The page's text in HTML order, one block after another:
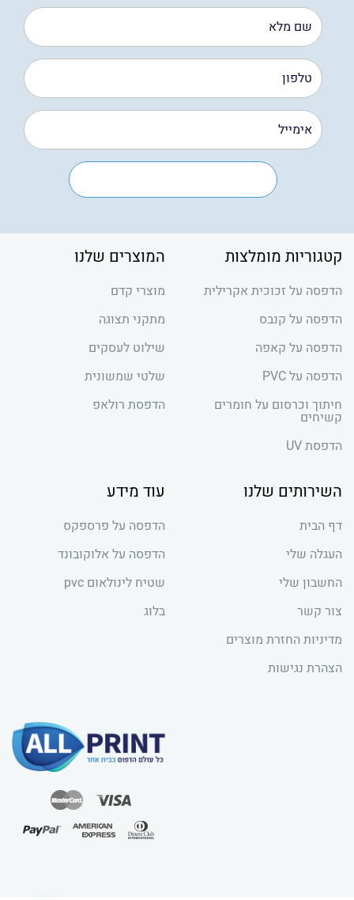
קטגוריות מומלצות
הדפסה על זכוכית אקרילית
הדפסה על קנבס
הדפסה על קאפה
הדפסה על PVC
חיתוך וכרסום על חומרים
קשיחים
הדפסת UV
המוצרים שלנו
מוצרי קדם
מתקני תצוגה
שילוט לעסקים
שלטי שמשונית
הדפסת רולאפ
השירותים שלנו
דף הבית
העגלה שלי
החשבון שלי
צור קשר
מדיניות החזרת מוצרים
הצהרת נגישות
עוד מידע
הדפסה על פרספקס
הדפסה על אלוקובונד
שטיח לינולאום pvc
בלוג